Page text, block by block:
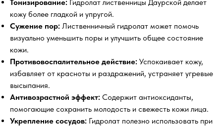
Тонизирование: Гидролат лиственницы Даурской делает
кожу более гладкой и упругой.
Сужение пор: Лиственничный гидролат может помочь
визуально уменьшить поры и улучшить общее состояние
кожи.
Противовоспалительное действие: Успокаивает кожу,
избавляет от красноты и раздражений, устраняет угревые
высыпания.
Антивозрастной эффект: Содержит антиоксиданты,
помогающие сохранить молодость и свежесть кожи лица.
Укрепление сосудов: Гидролат полезно использовать при